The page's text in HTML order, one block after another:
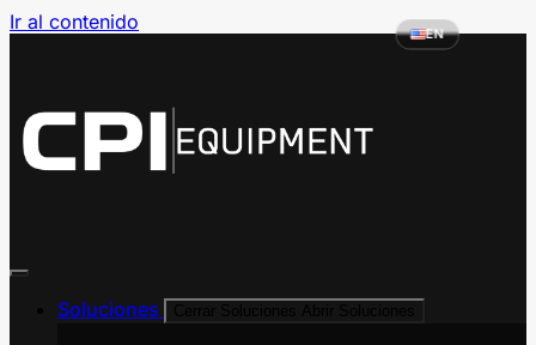
Ir al contenido
Soluciones
EN